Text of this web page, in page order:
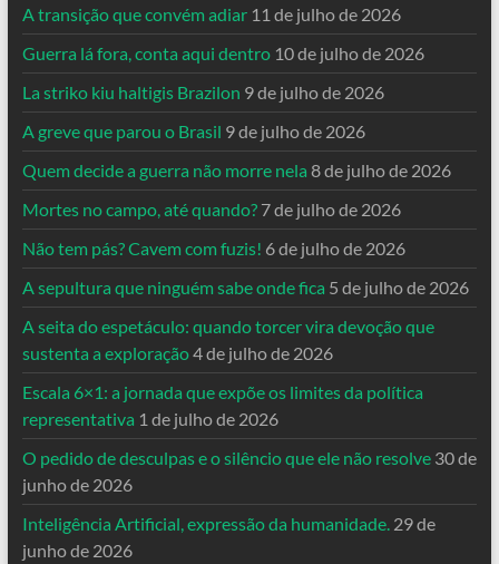
A transição que convém adiar 11 de julho de 2026
Guerra lá fora, conta aqui dentro 10 de julho de 2026
La striko kiu haltigis Brazilon 9 de julho de 2026
A greve que parou o Brasil 9 de julho de 2026
Quem decide a guerra não morre nela 8 de julho de 2026
Mortes no campo, até quando? 7 de julho de 2026
Não tem pás? Cavem com fuzis! 6 de julho de 2026
A sepultura que ninguém sabe onde fica 5 de julho de 2026
A seita do espetáculo: quando torcer vira devoção que
sustenta a exploração4 de julho de 2026
Escala 6×1: a jornada que expõe os limites da política
representativa 1 de julho de 2026
O pedido de desculpas e o silêncio que ele não resolve 30 de
junho de 2026
Inteligência Artificial, expressão da humanidade. 29 de
junho de 2026